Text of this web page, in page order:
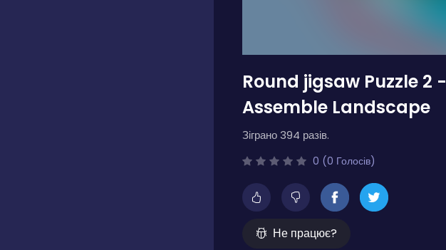
Round jigsaw Puzzle 2 -
Assemble Landscape
Зіграно 394 разів.
0 (0 Голосів)
Не працює?